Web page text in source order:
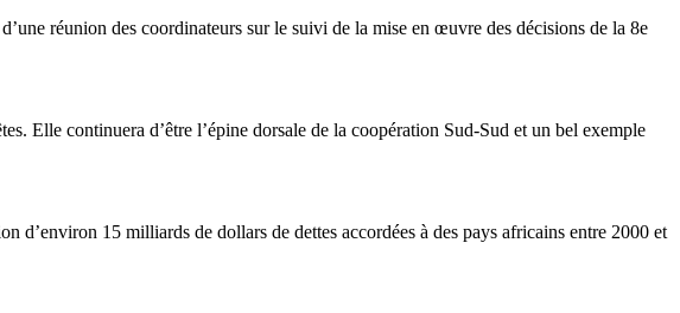
réunion des coordinateurs sur le suivi de la mise en œuvre des décisions de la 8e
Elle continuera d’être l’épine dorsale de la coopération Sud-Sud et un bel exemple
d’environ 15 milliards de dollars de dettes accordées à des pays africains entre 2000 et